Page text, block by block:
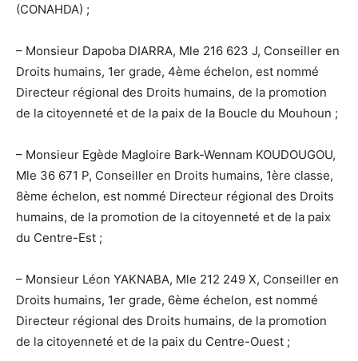
(CONAHDA) ;
– Monsieur Dapoba DIARRA, Mle 216 623 J, Conseiller en
Droits humains, 1er grade, 4ème échelon, est nommé
Directeur régional des Droits humains, de la promotion
de la citoyenneté et de la paix de la Boucle du Mouhoun ;
– Monsieur Egède Magloire Bark-Wennam KOUDOUGOU,
Mle 36 671 P, Conseiller en Droits humains, 1ère classe,
8ème échelon, est nommé Directeur régional des Droits
humains, de la promotion de la citoyenneté et de la paix
du Centre-Est ;
– Monsieur Léon YAKNABA, Mle 212 249 X, Conseiller en
Droits humains, 1er grade, 6ème échelon, est nommé
Directeur régional des Droits humains, de la promotion
de la citoyenneté et de la paix du Centre-Ouest ;